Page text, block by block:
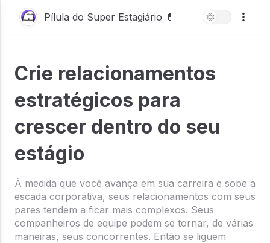
Pílula do Super Estagiário 💊
Crie relacionamentos
estratégicos para
crescer dentro do seu
estágio
À medida que você avança em sua carreira e sobe a
escada corporativa, seus relacionamentos com seus
pares tendem a ficar mais complexos. Seus
companheiros de equipe podem se tornar, de várias
maneiras, seus concorrentes. Então se liguem